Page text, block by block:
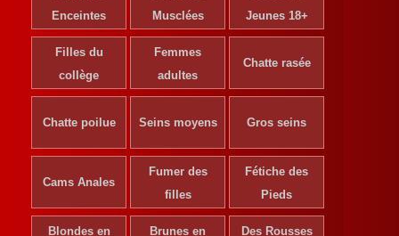
Enceintes
Musclées
Jeunes 18+
Filles du
collège
Femmes
adultes
Chatte rasée
Chatte poilue Seins moyens Gros seins
Cams Anales
Fumer des
filles
Fétiche des
Pieds
Blondes en
Brunes en
Des Rousses